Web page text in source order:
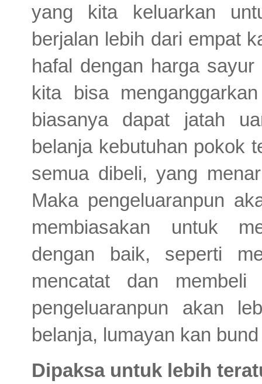
yang kita keluarkan
berjalan lebih dari empat
hafal dengan harga
kita bisa
biasanya dapat jatah
belanja kebutuhan pokok
semua dibeli, yang
Maka pengeluaranpun
membiasakan untuk
dengan baik, seperti
mencatat dan
pengeluaranpun akan
belanja, lumayan kan
Dipaksa untuk lebih